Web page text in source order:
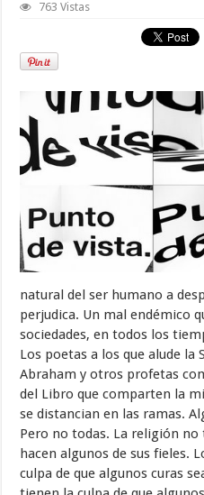
763 Vistas
natural del ser humano a
perjudica. Un mal endémico
sociedades, en todos los
Los poetas a los que alude la
Abraham y otros profetas
del Libro que comparten la
se distancian en las ramas.
Pero no todas. La religión no
hacen algunos de sus fieles.
culpa de que algunos curas